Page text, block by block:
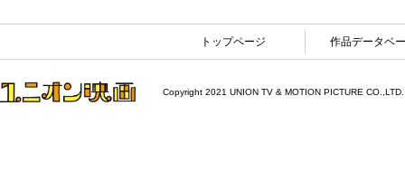
トップページ 作品データベ
Copyright 2021 UNION TV & MOTION PICTURE CO.,LTD.